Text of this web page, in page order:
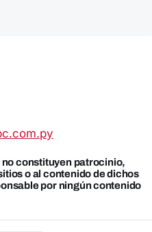
constituyen patrocinio,
o al contenido de dichos
por ningún contenido